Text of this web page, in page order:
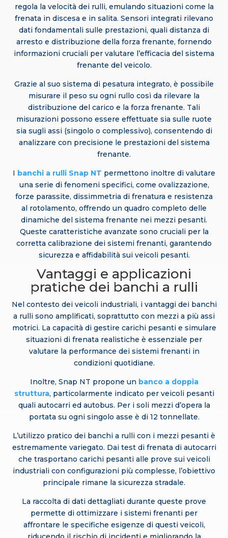
regola la velocità dei rulli, emulando situazioni come la
frenata in discesa e in salita. Sensori integrati rilevano
dati fondamentali sulle prestazioni, quali distanza di
arresto e distribuzione della forza frenante, fornendo
informazioni cruciali per valutare l’efficacia del sistema
frenante del veicolo.
Grazie al suo sistema di pesatura integrato, è possibile
misurare il peso su ogni rullo così da rilevare la
distribuzione del carico e la forza frenante. Tali
misurazioni possono essere effettuate sia sulle ruote
sia sugli assi (singolo o complessivo), consentendo di
analizzare con precisione le prestazioni del sistema
frenante.
I banchi a rulli Snap NT permettono inoltre di valutare
una serie di fenomeni specifici, come ovalizzazione,
forze parassite, dissimmetria di frenatura e resistenza
al rotolamento, offrendo un quadro completo delle
dinamiche del sistema frenante nei mezzi pesanti.
Queste caratteristiche avanzate sono cruciali per la
corretta calibrazione dei sistemi frenanti, garantendo
sicurezza e affidabilità sui veicoli pesanti.
Vantaggi e applicazioni
pratiche dei banchi a rulli
Nel contesto dei veicoli industriali, i vantaggi dei banchi
a rulli sono amplificati, soprattutto con mezzi a più assi
motrici. La capacità di gestire carichi pesanti e simulare
situazioni di frenata realistiche è essenziale per
valutare la performance dei sistemi frenanti in
condizioni quotidiane.
Inoltre, Snap NT propone un banco a doppia
struttura, particolarmente indicato per veicoli pesanti
quali autocarri ed autobus. Per i soli mezzi d’opera la
portata su ogni singolo asse è di 12 tonnellate.
L’utilizzo pratico dei banchi a rulli con i mezzi pesanti è
estremamente variegato. Dai test di frenata di autocarri
che trasportano carichi pesanti alle prove sui veicoli
industriali con configurazioni più complesse, l’obiettivo
principale rimane la sicurezza stradale.
La raccolta di dati dettagliati durante queste prove
permette di ottimizzare i sistemi frenanti per
affrontare le specifiche esigenze di questi veicoli,